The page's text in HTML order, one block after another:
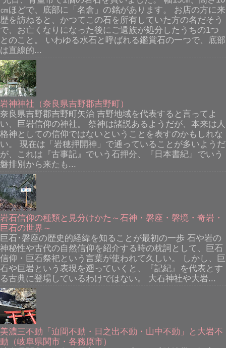
㎝ほどで、底部に「名倉」の銘があります。 お店の方に来
歴を訪ねると、かつてこの石を所有していた方の名だそう
で、お亡くなりになった後にご遺族が処分したうちの1つ
とのこと。 いわゆる水石と呼ばれる鑑賞石の一つで、底部
は直線的...
岩神神社（奈良県吉野郡吉野町）
奈良県吉野郡吉野町矢治 吉野地域を代表すると言ってよ
い、巨岩信仰の神社。 祭神は諸説あるようだが、本来は人
格神としての信仰ではないということを表すのかもしれな
い。 現在は「岩穂押開神」で通っていることが多いようだ
が、これは『古事記』でいう石押分、『日本書紀』でいう
磐排別から来たも...
岩石信仰の種類と見分けかた～石神・磐座・磐境・奇岩・
巨石の世界～
巨石･磐座の歴史的経緯を知ることが最初の一歩 石や岩の
神秘性や古代の自然信仰を紹介する時の枕詞として、巨石
信仰・巨石祭祀という言葉が使われて久しい。 しかし、巨
石や巨岩という表現を遡っていくと、『記紀』を代表とす
る古典に登場しているわけではない。 大石神社や大岩...
美濃三不動「迫間不動・日之出不動・山中不動」と大岩不
動（岐阜県関市・各務原市）